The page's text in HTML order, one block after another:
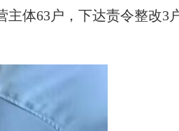
体63户，下达责令整改3